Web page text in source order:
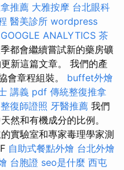
推薦 大雅按摩 台北眼科
醫美診所 wordpress
GOOGLE ANALYTICS 茶
都會繼續嘗試新的藥房礦
新這篇文章。 我們的產
會章程組裝。 buffet外燴
講義 pdf 傳統整復推拿
整復師證照 牙醫推薦 我們
然和有機成分的比例。
實驗室和專家毒理學家測
自助式餐點外燴 台北外燴
台胞證 seo是什麼 西屯